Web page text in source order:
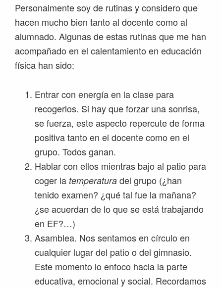
Personalmente soy de rutinas y considero que
hacen mucho bien tanto al docente como al
alumnado. Algunas de estas rutinas que me han
acompañado en el calentamiento en educación
física han sido:
Entrar con energía en la clase para
recogerlos. Si hay que forzar una sonrisa,
se fuerza, este aspecto repercute de forma
positiva tanto en el docente como en el
grupo. Todos ganan.
Hablar con ellos mientras bajo al patio para
coger la temperatura del grupo (¿han
tenido examen? ¿qué tal fue la mañana?
¿se acuerdan de lo que se está trabajando
en EF?…)
Asamblea. Nos sentamos en círculo en
cualquier lugar del patio o del gimnasio.
Este momento lo enfoco hacia la parte
educativa, emocional y social. Recordamos